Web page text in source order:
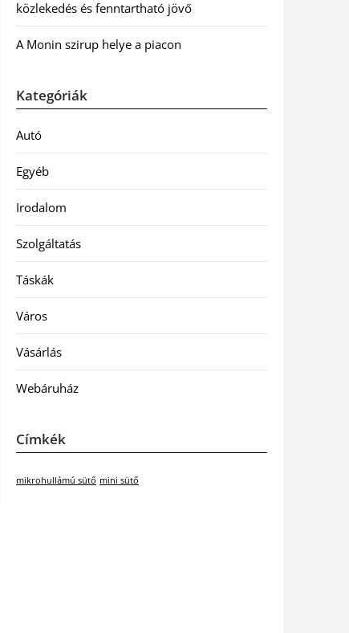
közlekedés és fenntartható jövő
A Monin szirup helye a piacon
Kategóriák
Autó
Egyéb
Irodalom
Szolgáltatás
Táskák
Város
Vásárlás
Webáruház
Címkék
mikrohullámú sütő mini sütő